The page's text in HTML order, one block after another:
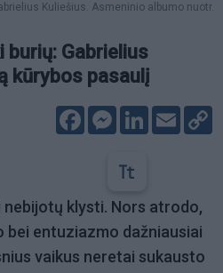
Kuliešius. Asmeninio albumo nuotr.
Gabrielius
kūrybos pasaulį
FacebookMessenger
LinkedIn
Email
nebijotų klysti. Nors atrodo,
bei entuziazmo dažniausiai
vaikus neretai sukausto